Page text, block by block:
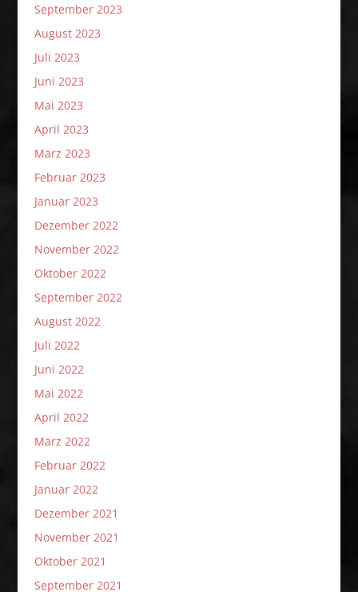
September 2023
August 2023
Juli 2023
Juni 2023
Mai 2023
April 2023
März 2023
Februar 2023
Januar 2023
Dezember 2022
November 2022
Oktober 2022
September 2022
August 2022
Juli 2022
Juni 2022
Mai 2022
April 2022
März 2022
Februar 2022
Januar 2022
Dezember 2021
November 2021
Oktober 2021
September 2021